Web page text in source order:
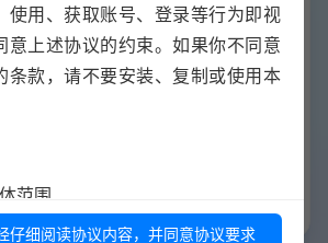
仔细阅读协议内容，并同意协议要求
站端安装包.zip
一键自动安装
下载密码：联系客服